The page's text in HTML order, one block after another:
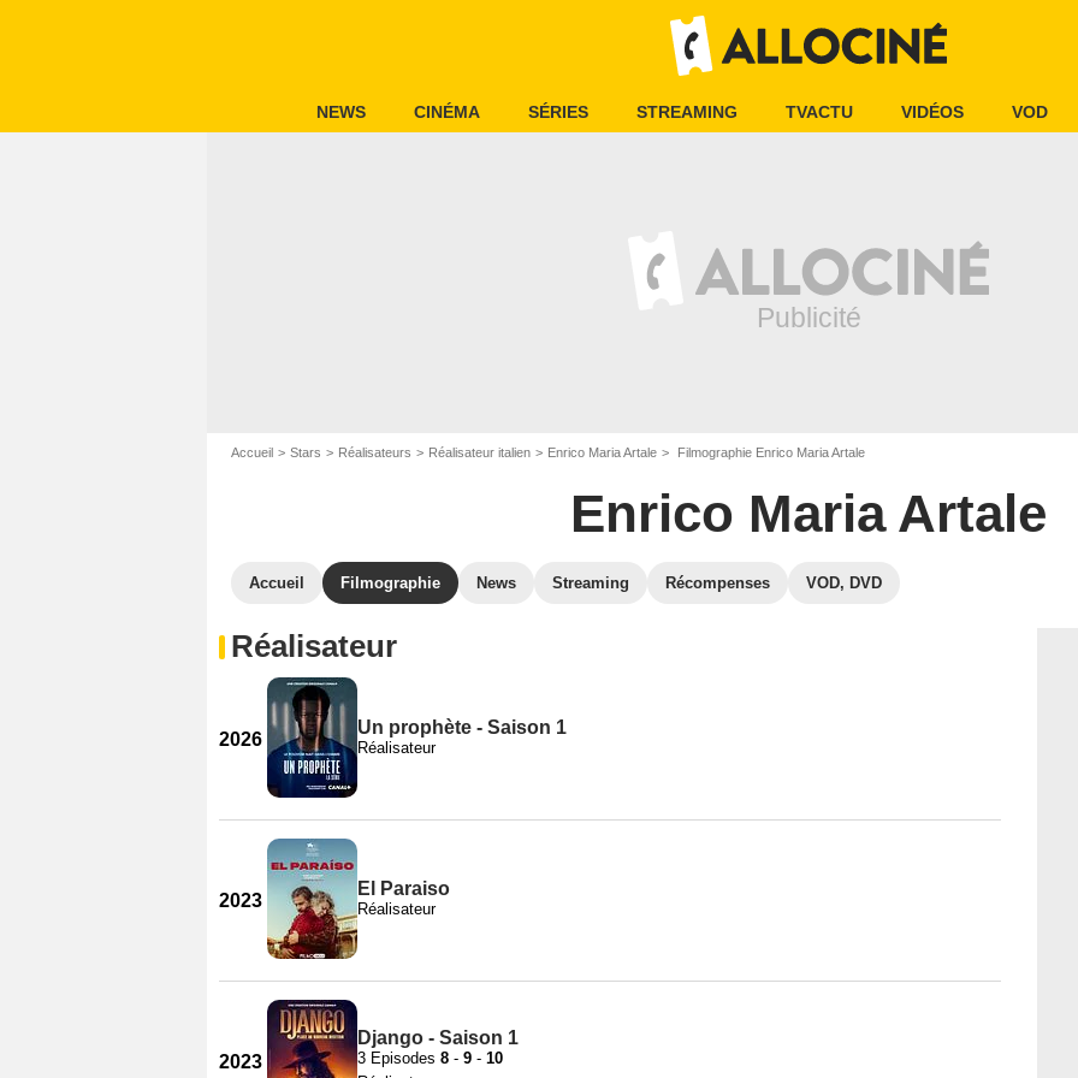
NEWS CINÉMA SÉRIES STREAMING TVACTU VIDÉOS VOD
Accueil Stars Réalisateurs Réalisateur italien Enrico Maria Artale Filmographie Enrico Maria Artale
Enrico Maria Artale
Accueil Filmographie News Streaming Récompenses VOD, DVD
Réalisateur
2026
Un prophète - Saison 1
Réalisateur
2023
El Paraiso
Réalisateur
2023
Django - Saison 1
3 Episodes 8 - 9 - 10